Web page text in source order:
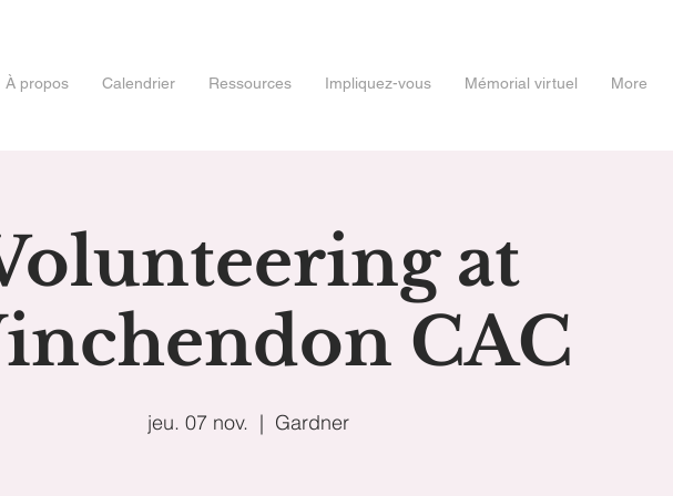
À propos Calendrier Ressources Impliquez-vous Mémorial virtuel More
at
CAC
jeu. 07 nov.
  |
Gardner